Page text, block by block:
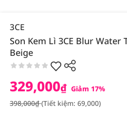
3CE
Son Kem Lì 3CE Blur Water
Beige
329,000₫ Giảm 17%
398,000₫(Tiết kiệm: 69,000)